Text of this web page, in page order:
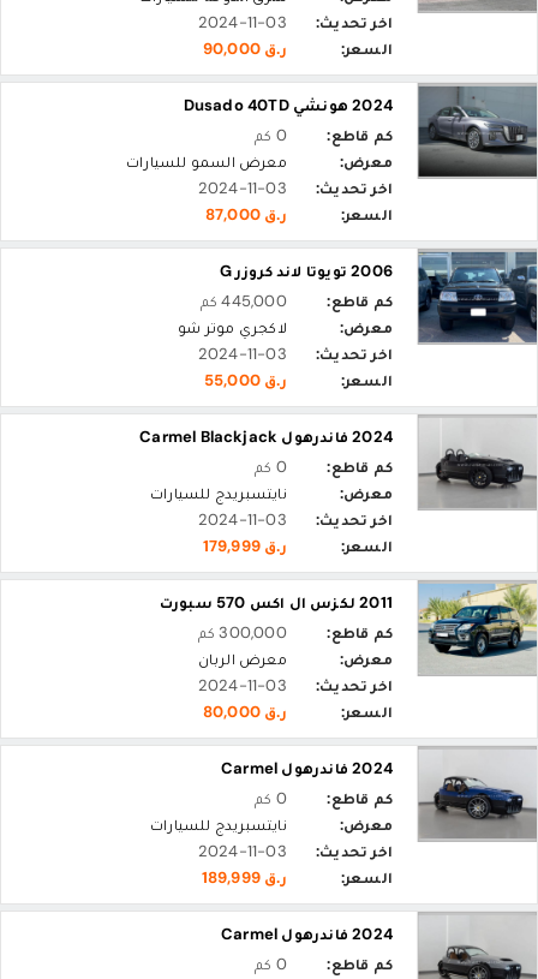
اخر تحديث:
2024-11-03
السعر:
ر.ق 90,000
2024 هونشي Dusado 40TD
كم قاطع:
0 كم
معرض:
معرض السمو للسيارات
اخر تحديث:
2024-11-03
السعر:
ر.ق 87,000
2006 تويوتا لاند كروزر G
كم قاطع:
445,000 كم
معرض:
لاكجري موتر شو
اخر تحديث:
2024-11-03
السعر:
ر.ق 55,000
2024 فاندرهول Carmel Blackjack
كم قاطع:
0 كم
معرض:
نايتسبريدج للسيارات
اخر تحديث:
2024-11-03
السعر:
ر.ق 179,999
2011 لكزس ال اكس 570 سبورت
كم قاطع:
300,000 كم
معرض:
معرض الربان
اخر تحديث:
2024-11-03
السعر:
ر.ق 80,000
2024 فاندرهول Carmel
كم قاطع:
0 كم
معرض:
نايتسبريدج للسيارات
اخر تحديث:
2024-11-03
السعر:
ر.ق 189,999
2024 فاندرهول Carmel
كم قاطع:
0 كم